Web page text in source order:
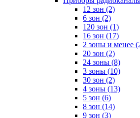
12 зон (2)
6 зон (2)
120 зон (1)
16 зон (17)
2 зоны и менее
20 зон (2)
24 зоны (8)
3 зоны (10)
30 зон (2)
4 зоны (13)
5 зон (6)
8 зон (14)
9 зон (3)